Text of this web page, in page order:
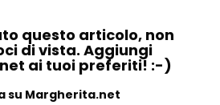
questo articolo, non
di vista. Aggiungi
ai tuoi preferiti! :-)
su Margherita.net